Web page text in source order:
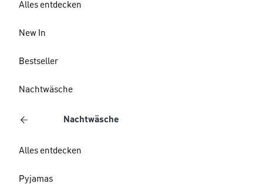
Alles entdecken
New In
Bestseller
Nachtwäsche
Nachtwäsche
Alles entdecken
Pyjamas